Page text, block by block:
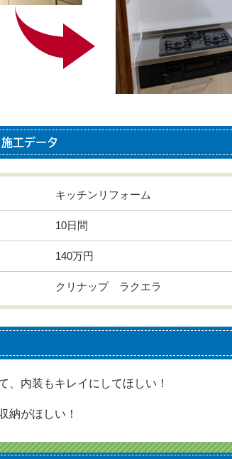
工データ
キッチンリフォーム
10日間
140万円
クリナップ ラクエラ
、内装もキレイにしてほしい！
納がほしい！